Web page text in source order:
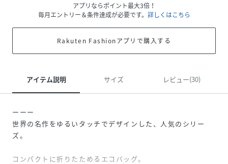
アプリならポイント最大3倍！
毎月エントリー＆条件達成が必要です。 詳しくはこちら
Rakuten Fashionアプリで購入する
アイテム説明 サイズ レビュー(30)
ーーー
世界の名作をゆるいタッチでデザインした、人気のシリー
ズ。
コンパクトに折りたためるエコバッグ。